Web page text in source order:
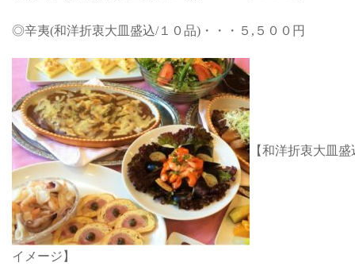
◎辛夷(和洋折衷大皿盛込/１０品)・・・５,５００円
【和洋折衷大皿盛
イメージ】